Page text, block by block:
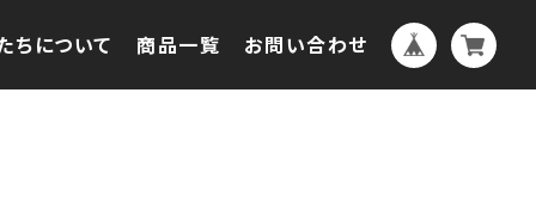
ちについて 商品一覧 お問い合わせ